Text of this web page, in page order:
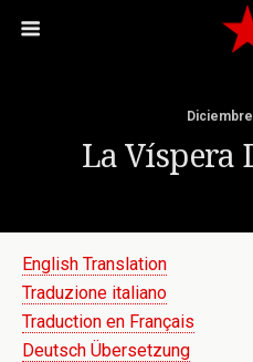
La Víspera
English Translation
Traduzione italiano
Traduction en Français
Deutsch Übersetzung